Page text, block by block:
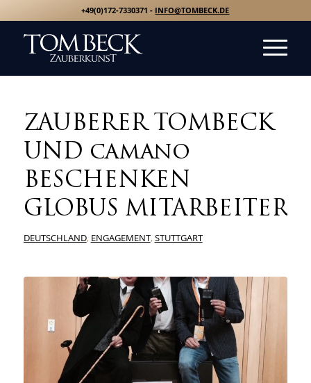
+49(0)172-7330371 - INFO@TOMBECK.DE
ZAUBERER TOMBECK
UND camano
BESCHENKEN
GLOBUS MITARBEITER
DEUTSCHLAND, ENGAGEMENT,STUTTGART